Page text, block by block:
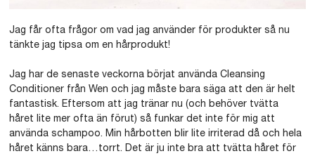
Jag får ofta frågor om vad jag använder för produkter så nu
tänkte jag tipsa om en hårprodukt!
Jag har de senaste veckorna börjat använda Cleansing
Conditioner från Wen och jag måste bara säga att den är helt
fantastisk. Eftersom att jag tränar nu (och behöver tvätta
håret lite mer ofta än förut) så funkar det inte för mig att
använda schampoo. Min hårbotten blir lite irriterad då och hela
håret känns bara…torrt. Det är ju inte bra att tvätta håret för